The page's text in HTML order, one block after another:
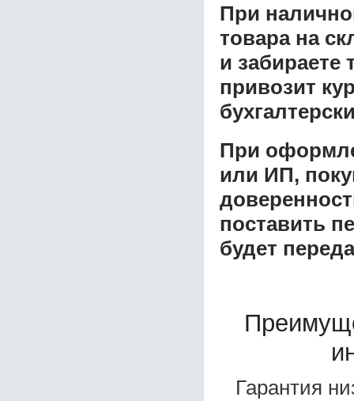
При
товара на
и забираете
привозит
При
или ИП,
поставить
будет
Гарантия